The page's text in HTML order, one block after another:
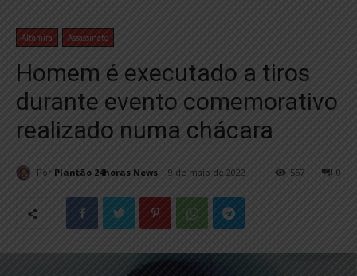
Altamira Assassinato
Homem é executado a tiros
durante evento comemorativo
realizado numa chácara
Por Plantão 24horas News 9 de maio de 2022 0
557